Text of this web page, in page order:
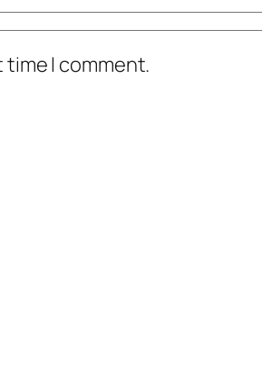
I comment.